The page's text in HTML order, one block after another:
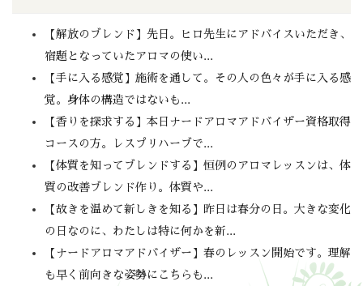
【解放のブレンド】先日。ヒロ先生にアドバイスいただき、
宿題となっていたアロマの使い...
【手に入る感覚】施術を通して。その人の色々が手に入る感
覚。身体の構造ではないも...
【香りを探求する】本日ナードアロマアドバイザー資格取得
コースの方。レスプリハーブで...
【体質を知ってブレンドする】恒例のアロマレッスンは、体
質の改善ブレンド作り。体質や...
【故きを温めて新しきを知る】昨日は春分の日。大きな変化
の日なのに、わたしは特に何かを新...
【ナードアロマアドバイザー】春のレッスン開始です。理解
も早く前向きな姿勢にこちらも...